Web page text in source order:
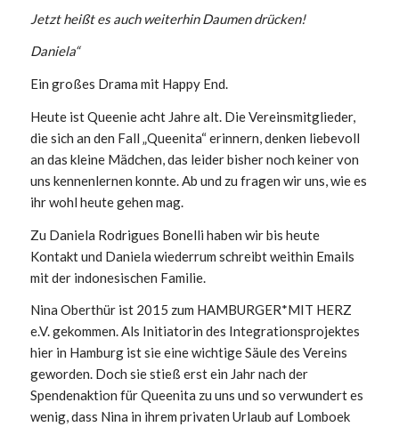
Jetzt heißt es auch weiterhin Daumen drücken!
Daniela“
Ein großes Drama mit Happy End.
Heute ist Queenie acht Jahre alt. Die Vereinsmitglieder,
die sich an den Fall „Queenita“ erinnern, denken liebevoll
an das kleine Mädchen, das leider bisher noch keiner von
uns kennenlernen konnte. Ab und zu fragen wir uns, wie es
ihr wohl heute gehen mag.
Zu Daniela Rodrigues Bonelli haben wir bis heute
Kontakt und Daniela wiederrum schreibt weithin Emails
mit der indonesischen Familie.
Nina Oberthür ist 2015 zum HAMBURGER*MIT HERZ
e.V. gekommen. Als Initiatorin des Integrationsprojektes
hier in Hamburg ist sie eine wichtige Säule des Vereins
geworden. Doch sie stieß erst ein Jahr nach der
Spendenaktion für Queenita zu uns und so verwundert es
wenig, dass Nina in ihrem privaten Urlaub auf Lomboek